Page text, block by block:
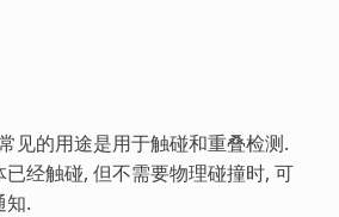
见的用途是用于触碰和重叠检测.
经触碰, 但不需要物理碰撞时, 可
知.